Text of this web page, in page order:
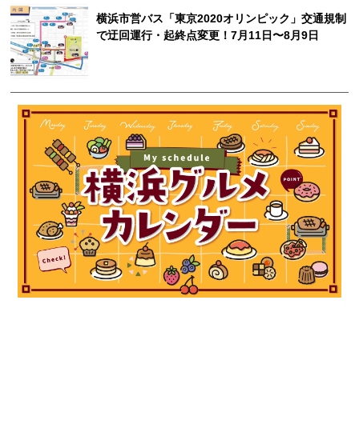
横浜市営バス「東京2020オリンピック」交通規制
で迂回運行・起終点変更！7月11日〜8月9日